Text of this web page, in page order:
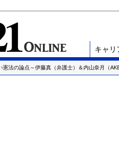
キャリ
法の論点～伊藤真（弁護士）＆内山奈月（